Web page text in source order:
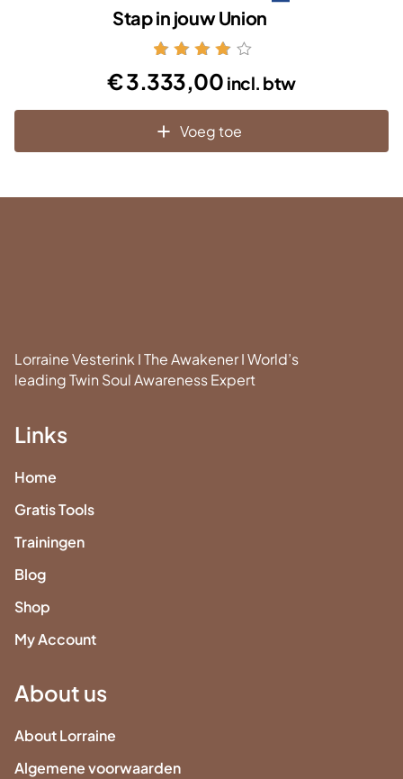
Stap in jouw Union
4.96
€3.333,00 incl. btw
Voeg toe
Lorraine Vesterink I The Awakener I World’s
leading Twin Soul Awareness Expert
Links
Home
Gratis Tools
Trainingen
Blog
Shop
My Account
About us
About Lorraine
Algemene voorwaarden